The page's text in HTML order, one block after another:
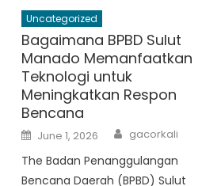
Uncategorized
Bagaimana BPBD Sulut
Manado Memanfaatkan
Teknologi untuk
Meningkatkan Respon
Bencana
Posted
on
June 1, 2026 Author
gacorkali
The Badan Penanggulangan
Bencana Daerah (BPBD) Sulut